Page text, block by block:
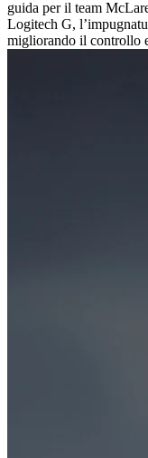
guida per il team
Logitech G,
migliorando il controllo